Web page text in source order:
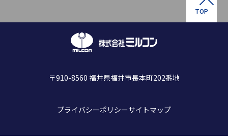
TOP
〒910-8560 福井県福井市長本町202番地
プライバシーポリシーサイトマップ